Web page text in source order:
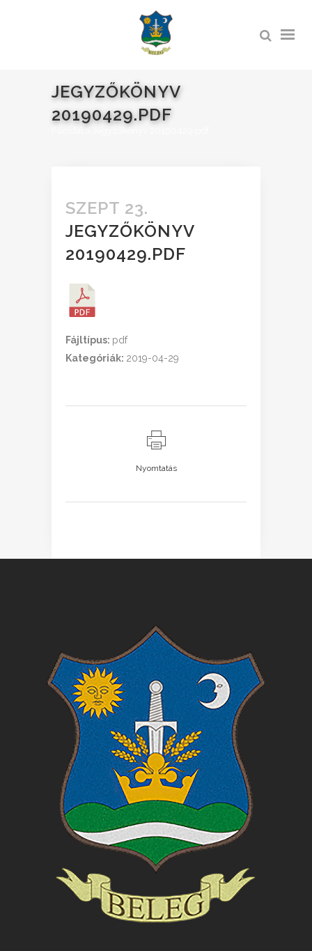
JEGYZŐKÖNYV
20190429.PDF
SZEPT 23.
JEGYZŐKÖNYV
20190429.PDF
Fájltípus: pdf
Kategóriák: 2019-04-29
Nyomtatás